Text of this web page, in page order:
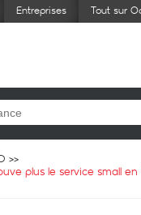
Entreprises Tout sur
plus le service small